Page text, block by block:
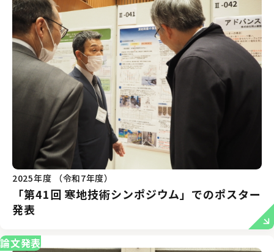
2025年度 （令和7年度）
「第41回 寒地技術シンポジウム」でのポスター
発表
論文発表